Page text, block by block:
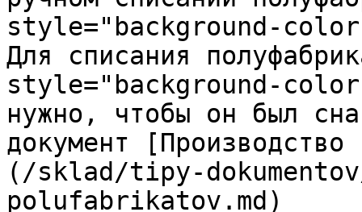
style="background-
Для списания
style="background-
нужно, чтобы он был
документ [Производство
(/sklad/tipy-
polufabrikatov.md)